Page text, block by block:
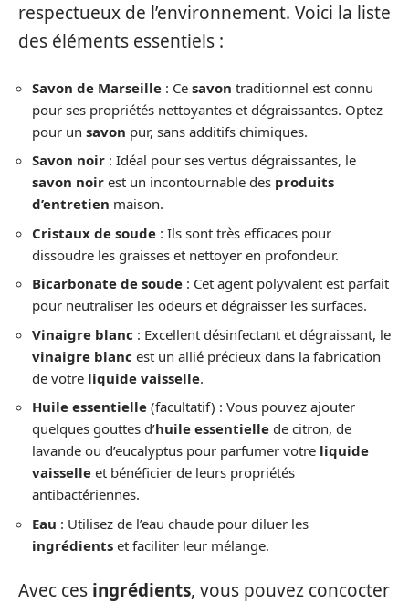
respectueux de l’environnement. Voici la liste
des éléments essentiels :
Savon de Marseille : Ce savon traditionnel est connu
pour ses propriétés nettoyantes et dégraissantes. Optez
pour un savon pur, sans additifs chimiques.
Savon noir : Idéal pour ses vertus dégraissantes, le
savon noir est un incontournable des produits
d’entretien maison.
Cristaux de soude : Ils sont très efficaces pour
dissoudre les graisses et nettoyer en profondeur.
Bicarbonate de soude : Cet agent polyvalent est parfait
pour neutraliser les odeurs et dégraisser les surfaces.
Vinaigre blanc : Excellent désinfectant et dégraissant, le
vinaigre blanc est un allié précieux dans la fabrication
de votre liquide vaisselle.
Huile essentielle (facultatif) : Vous pouvez ajouter
quelques gouttes d’huile essentielle de citron, de
lavande ou d’eucalyptus pour parfumer votre liquide
vaisselle et bénéficier de leurs propriétés
antibactériennes.
Eau : Utilisez de l’eau chaude pour diluer les
ingrédients et faciliter leur mélange.
Avec ces ingrédients, vous pouvez concocter